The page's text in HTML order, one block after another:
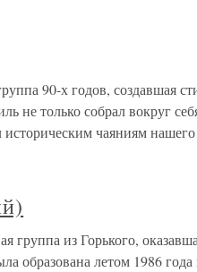
90-х годов, создавшая
не только собрал вокруг
чаяниям нашего
из Горького,
образована летом 1986 года